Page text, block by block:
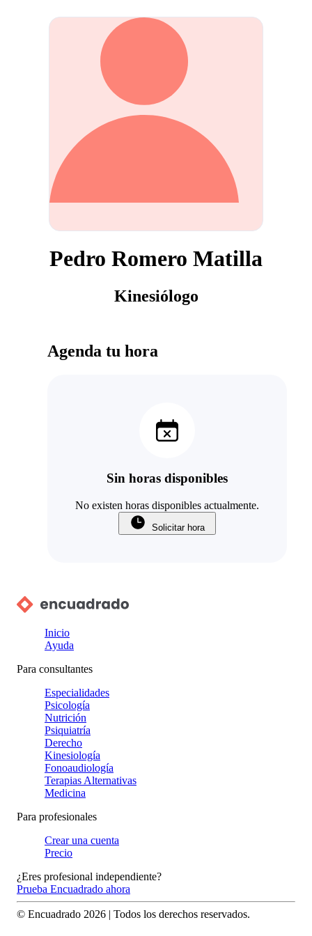
Pedro Romero Matilla
Kinesiólogo
Agenda tu hora
Sin horas disponibles
No existen horas disponibles actualmente.
Solicitar hora
Inicio
Ayuda
Para consultantes
Especialidades
Psicología
Nutrición
Psiquiatría
Derecho
Kinesiología
Fonoaudiología
Terapias Alternativas
Medicina
Para profesionales
Crear una cuenta
Precio
¿Eres profesional independiente?
Prueba Encuadrado ahora
© Encuadrado 2026 | Todos los derechos reservados.